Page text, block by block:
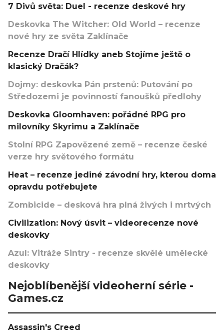
7 Divů světa: Duel - recenze deskové hry
Deskovka The Witcher: Old World – recenze
nové hry ze světa Zaklínače
Recenze Dračí Hlídky aneb Stojíme ještě o
klasický Dračák?
Dojmy: deskovka Pán prstenů: Putování po
Středozemi je povinností fanoušků předlohy
Deskovka Gloomhaven: pořádné RPG pro
milovníky Skyrimu a Zaklínače
Stolní RPG Zapovězené země – recenze české
verze hry světového formátu
Heat – recenze jediné závodní hry, kterou doma
opravdu potřebujete
Zombicide – desková hra plná živých i mrtvých
Civilization: Nový úsvit – videorecenze nové
deskovky
Azul: Vitráže Sintry - recenze skvělé umělecké
deskovky
Nejoblíbenější videoherní série -
Games.cz
Assassin's Creed